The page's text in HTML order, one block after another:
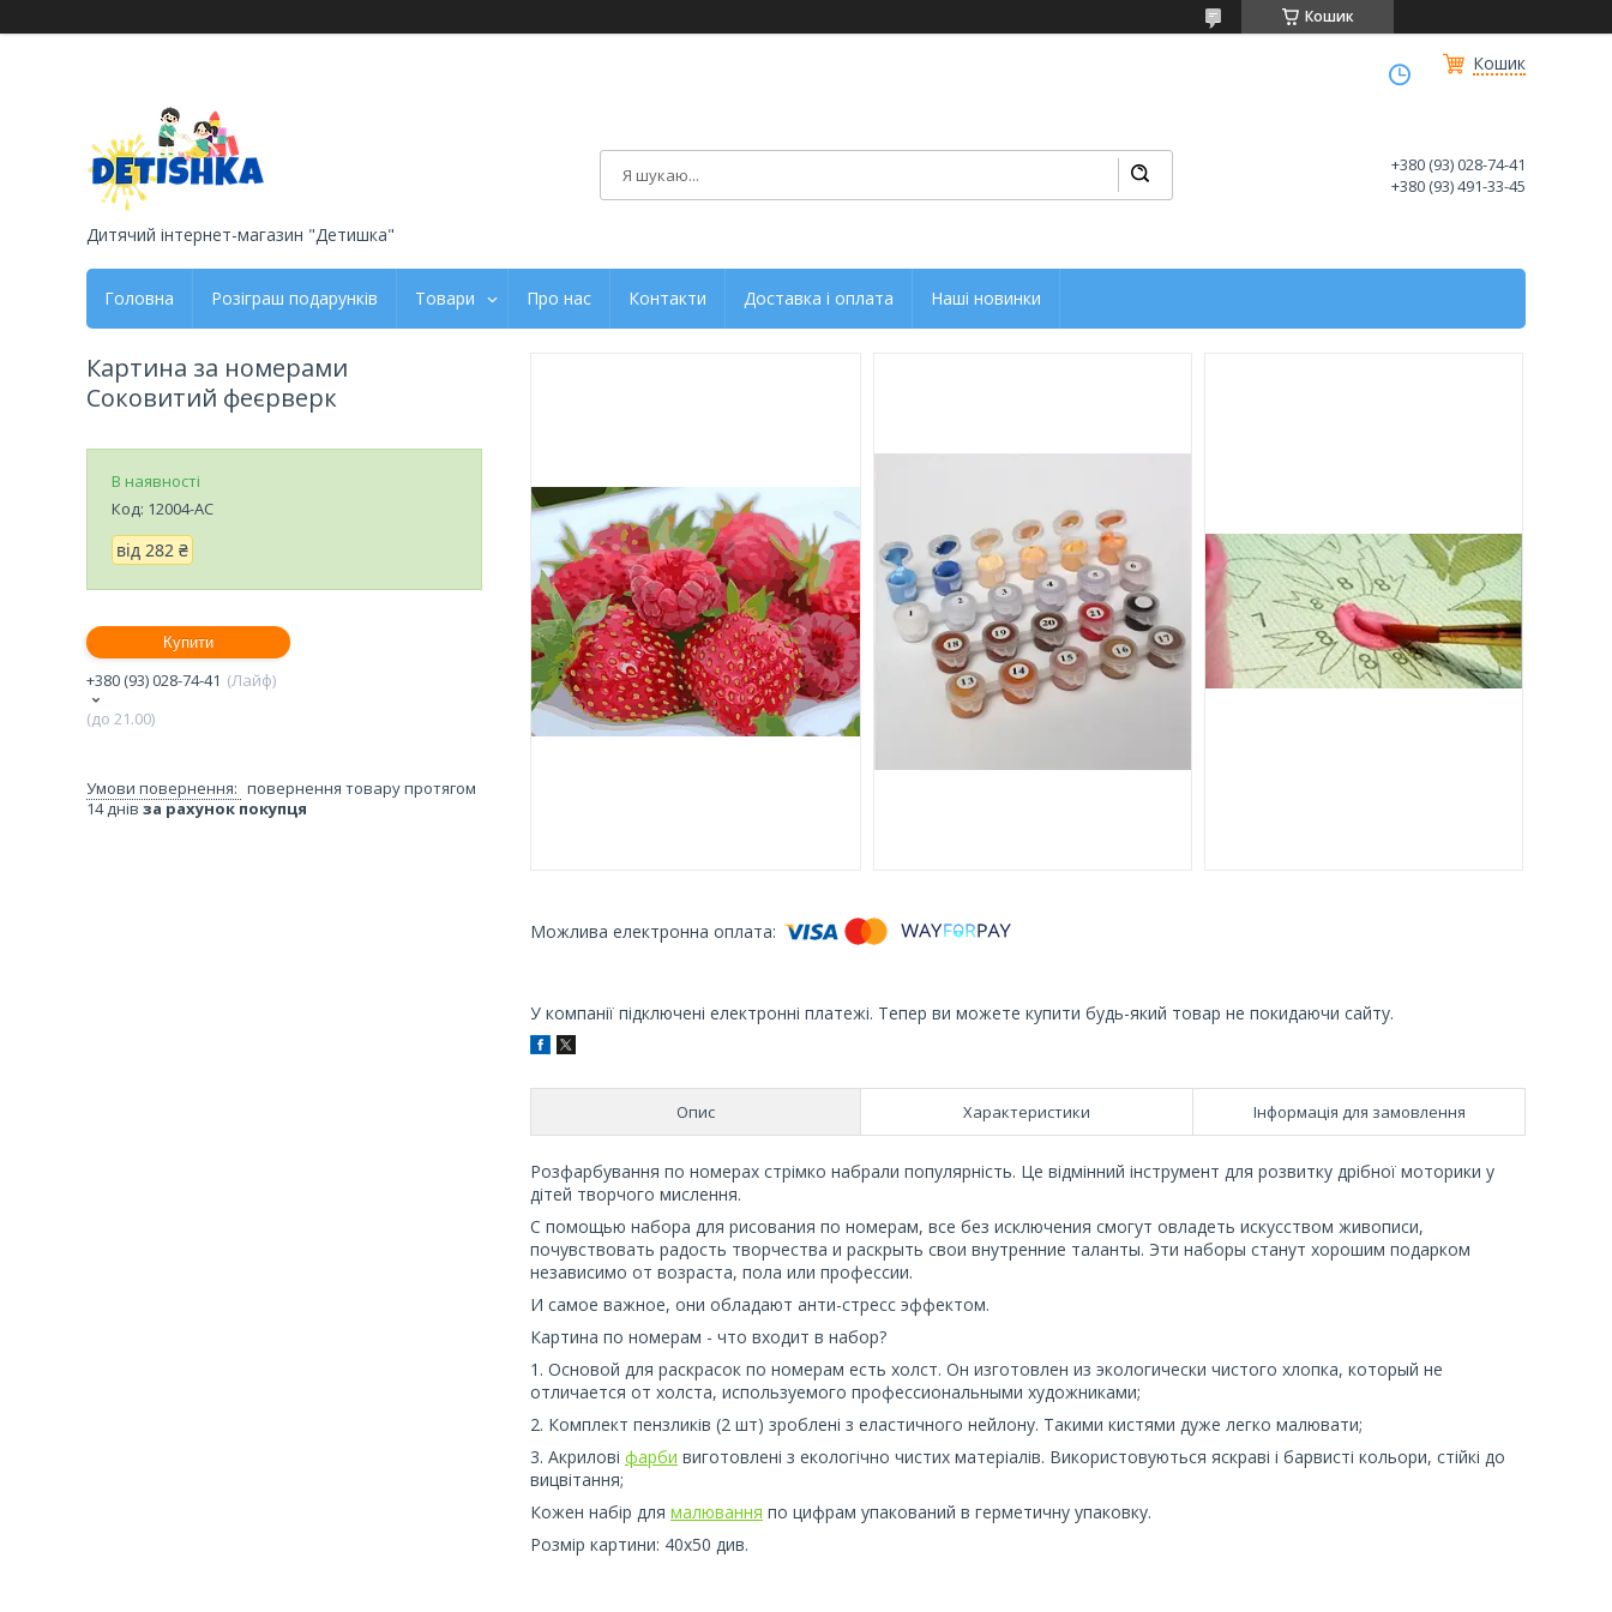
Кошик
Кошик
Дитячий інтернет-магазин "Детишка"
+380 (93) 028-74-41
+380 (93) 491-33-45
Головна Розіграш подарунків Товари Про нас Контакти Доставка і оплата Наші новинки
У компанії підключені електронні платежі. Тепер ви можете купити будь-який товар не покидаючи сайту.
Опис Характеристики Інформація для замовлення
Розфарбування по номерах стрімко набрали популярність. Це відмінний інструмент для розвитку дрібної моторики у
дітей творчого мислення.
С помощью набора для рисования по номерам, все без исключения смогут овладеть искусством живописи,
почувствовать радость творчества и раскрыть свои внутренние таланты. Эти наборы станут хорошим подарком
независимо от возраста, пола или профессии.
И самое важное, они обладают анти-стресс эффектом.
Картина по номерам - что входит в набор?
1. Основой для раскрасок по номерам есть холст. Он изготовлен из экологически чистого хлопка, который не
отличается от холста, используемого профессиональными художниками;
2. Комплект пензликів (2 шт) зроблені з еластичного нейлону. Такими кистями дуже легко малювати;
3. Акрилові фарби виготовлені з екологічно чистих матеріалів. Використовуються яскраві і барвисті кольори, стійкі до
вицвітання;
Кожен набір для малювання по цифрам упакований в герметичну упаковку.
Розмір картини: 40х50 див.
Картина за номерами
Соковитий феєрверк
В наявності
Код: 12004-AC
від 282 ₴
Купити
+380 (93) 028-74-41
Лайф
(до 21.00)
повернення товару протягом
14 днів за рахунок покупця